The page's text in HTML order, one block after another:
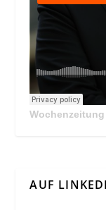
Wochenzeitung
AUF